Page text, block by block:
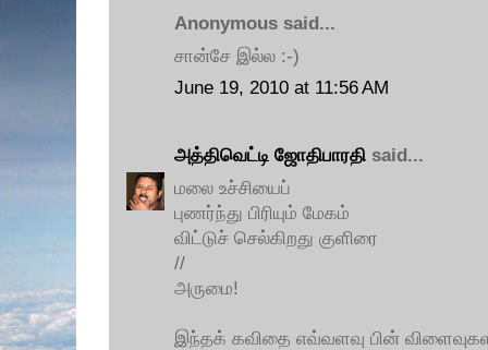
Anonymous said...
சான்சே இல்ல :-)
June 19, 2010 at 11:56 AM
அத்திவெட்டி ஜோதிபாரதி said...
மலை உச்சியைப்
புணர்ந்து பிரியும் மேகம்
விட்டுச் செல்கிறது குளிரை
//
அருமை!
இந்தக் கவிதை எவ்வளவு பின் விளைவுகள